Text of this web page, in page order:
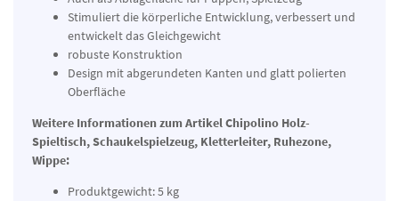
Stimuliert die körperliche Entwicklung, verbessert und
entwickelt das Gleichgewicht
robuste Konstruktion
Design mit abgerundeten Kanten und glatt polierten
Oberfläche
Weitere Informationen zum ArtikelChipolino Holz-
Spieltisch, Schaukelspielzeug, Kletterleiter, Ruhezone,
Wippe:
Produktgewicht: 5 kg